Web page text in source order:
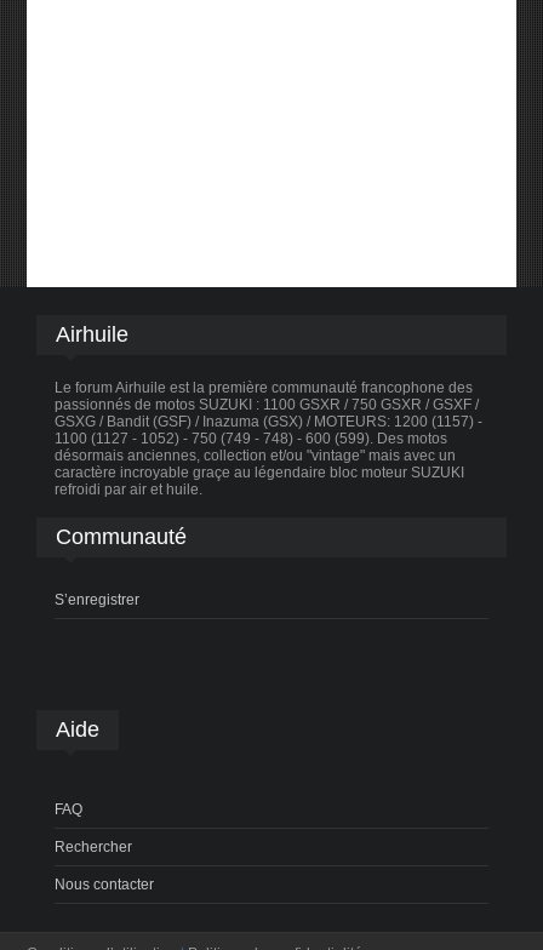
Airhuile
Le forum Airhuile est la première communauté francophone des
passionnés de motos SUZUKI : 1100 GSXR / 750 GSXR / GSXF /
GSXG / Bandit (GSF) / Inazuma (GSX) / MOTEURS: 1200 (1157) -
1100 (1127 - 1052) - 750 (749 - 748) - 600 (599). Des motos
désormais anciennes, collection et/ou "vintage" mais avec un
caractère incroyable graçe au légendaire bloc moteur SUZUKI
refroidi par air et huile.
Communauté
S’enregistrer
Aide
FAQ
Rechercher
Nous contacter